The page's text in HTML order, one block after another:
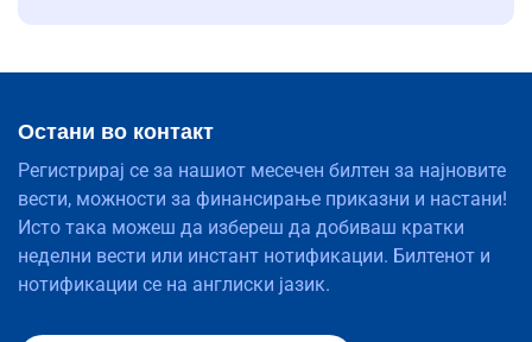
Остани во контакт
Регистрирај се за нашиот месечен билтен за најновите
вести, можности за финансирање приказни и настани!
Исто така можеш да избереш да добиваш кратки
неделни вести или инстант нотификации. Билтенот и
нотификации се на англиски јазик.